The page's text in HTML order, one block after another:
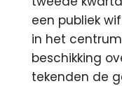
een publiek
in het
beschikking
tekenden de